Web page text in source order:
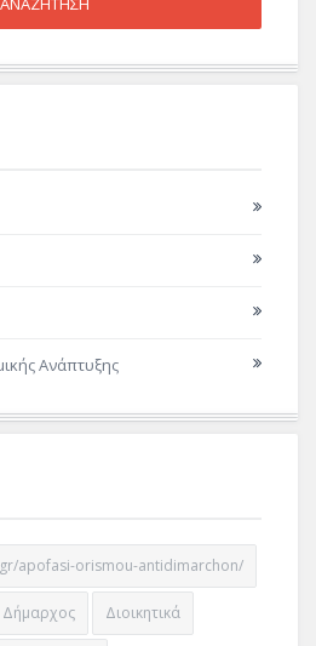
Ανάπτυξης
apofasi-orismou-antidimarchon/
Δήμαρχος Διοικητικά